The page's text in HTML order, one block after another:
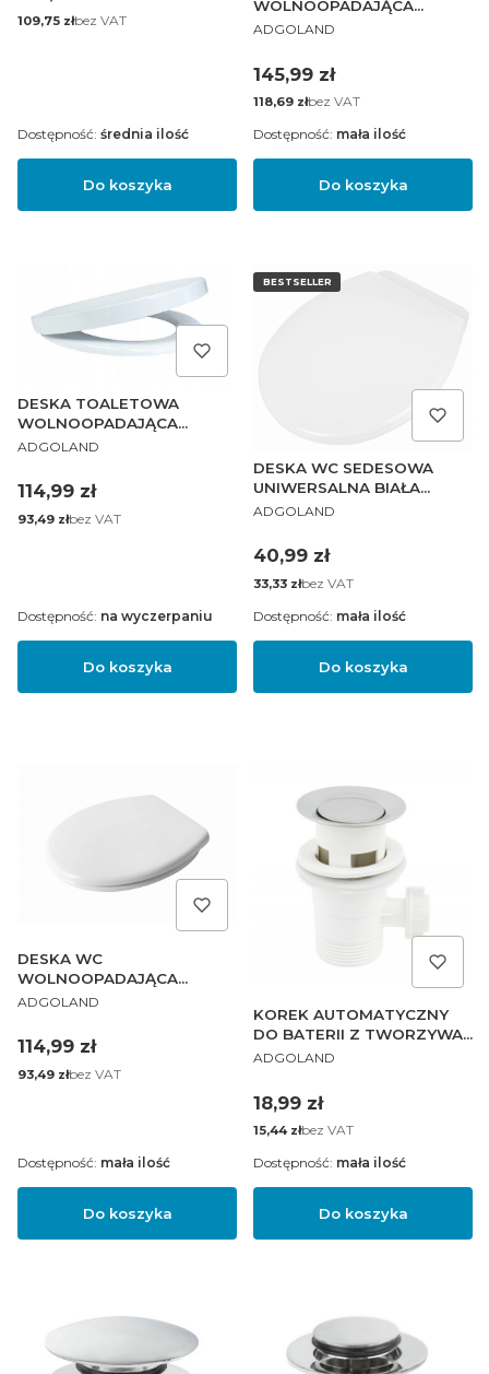
Cena
109,75 złbez VAT
Do koszyka
Dostępność: średnia ilość
WOLNOOPADAJĄCA
SEDESOWA SLIM
PRODUCENT
ADGOLAND
Cena
145,99 zł
Cena
118,69 złbez VAT
Do koszyka
Dostępność: mała ilość
DESKA TOALETOWA
WOLNOOPADAJĄCA
SEDESOWA PRESTIGE
PRODUCENT
ADGOLAND
Cena
114,99 zł
Cena
93,49 złbez VAT
Do koszyka
Dostępność: na wyczerpaniu
BESTSELLER
DESKA WC SEDESOWA
UNIWERSALNA BIAŁA
POLIPROPYLEN
PRODUCENT
ADGOLAND
Cena
40,99 zł
Cena
33,33 złbez VAT
Do koszyka
Dostępność: mała ilość
DESKA WC
WOLNOOPADAJĄCA
SEDESOWA TWARDA
PRODUCENT
ADGOLAND
Cena
114,99 zł
Cena
93,49 złbez VAT
Do koszyka
Dostępność: mała ilość
KOREK AUTOMATYCZNY
DO BATERII Z TWORZYWA
SPUSTOWY
PRODUCENT
ADGOLAND
Cena
18,99 zł
Cena
15,44 złbez VAT
Do koszyka
Dostępność: mała ilość